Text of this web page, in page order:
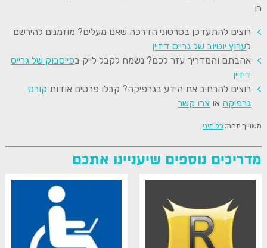
רן
רוצים להתעדכן בסרטוני הדרכה שאנו מעלים? מוזמנים להירשם
לערוץ יוטיוב של גרייס דיזיין
אהבתם והמדריך עזר לכם? נשמח לקבל לייק בפייסבוק של גרייס
דיזיין
רוצים להרחיב את הידע בגרפיקה? קבלו פרטים אודות קורס
גרפיקה או צרו קשר
משוייך תחת: כל מיני
מדריכים נוספים שיעניינו אתכם